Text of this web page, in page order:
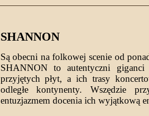
SHANNON
Są obecni na folkowej scenie od
SHANNON to autentyczni
przyjętych płyt, a ich trasy
odległe kontynenty. Wszędzie
entuzjazmem docenia ich wyjątkową